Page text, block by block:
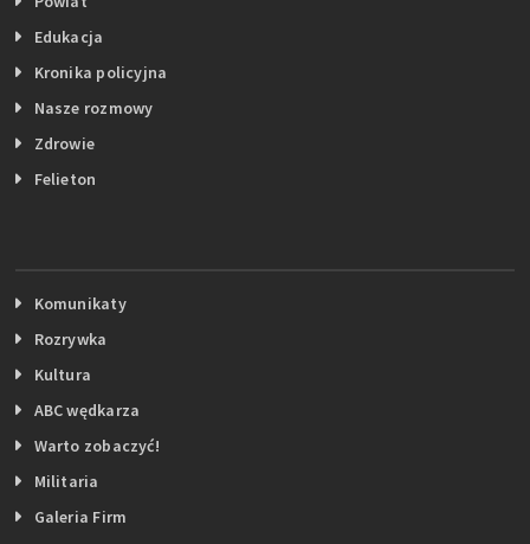
Edukacja
Kronika policyjna
Nasze rozmowy
Zdrowie
Felieton
Komunikaty
Rozrywka
Kultura
ABC wędkarza
Warto zobaczyć!
Militaria
Galeria Firm